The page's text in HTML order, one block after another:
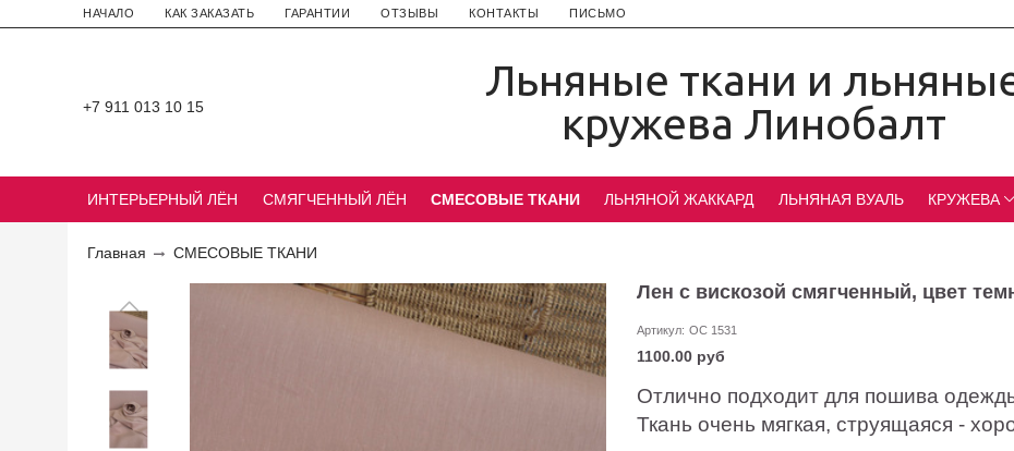
НАЧАЛО КАК ЗАКАЗАТЬ ГАРАНТИИ ОТЗЫВЫ КОНТАКТЫ ПИСЬМО
+7 911 013 10 15
Льняные ткани и
кружева Линобалт
ИНТЕРЬЕРНЫЙ ЛЁН СМЯГЧЕННЫЙ ЛЁН СМЕСОВЫЕ ТКАНИ ЛЬНЯНОЙ ЖАККАРД ЛЬНЯНАЯ ВУАЛЬ КРУЖЕВА
Главная СМЕСОВЫЕ ТКАНИ
Лен с вискозой смягченный, цвет
Артикул: ОС 1531
1100.00 руб
Отлично подходит для пошива
Ткань очень мягкая, струящаяся -